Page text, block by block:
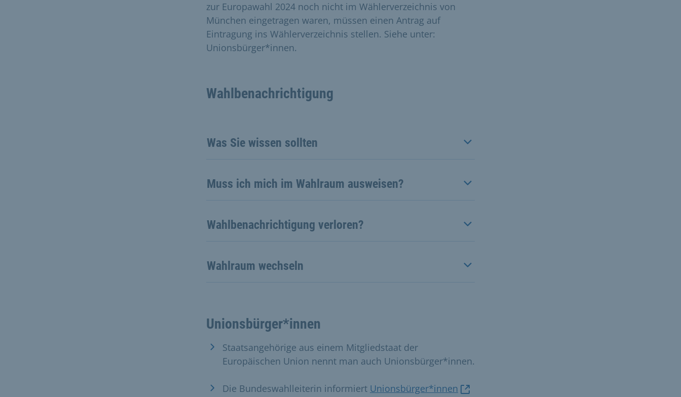
zur Europawahl 2024 noch nicht im Wählerverzeichnis von
München eingetragen waren, müssen einen Antrag auf
Eintragung ins Wählerverzeichnis stellen. Siehe unter:
Unionsbürger*innen.
Wahlbenachrichtigung
Was Sie wissen sollten
Muss ich mich im Wahlraum ausweisen?
Wahlbenachrichtigung verloren?
Wahlraum wechseln
Unionsbürger*innen
Staatsangehörige aus einem Mitgliedstaat der
Europäischen Union nennt man auch Unionsbürger*innen.
Die Bundeswahlleiterin informiert Unionsbürger*innen